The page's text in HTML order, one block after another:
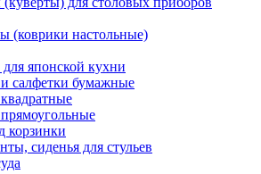
(коврики настольные)
японской кухни
салфетки бумажные
корзинки
сиденья для стульев